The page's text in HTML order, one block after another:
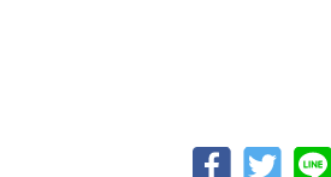
法的な手続き
範囲におい
人情報を提供
じめご了承く